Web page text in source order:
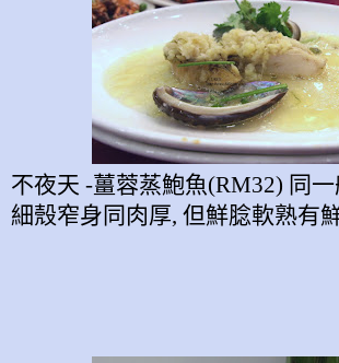
不夜天 -薑蓉蒸鮑魚(RM32) 同
細殼窄身同肉厚, 但鮮腍軟熟有